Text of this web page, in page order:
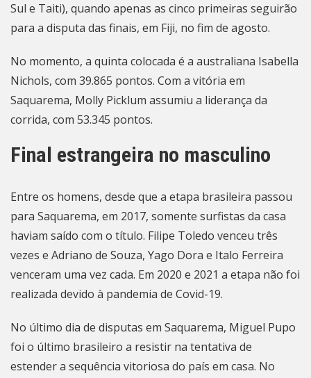
Sul e Taiti), quando apenas as cinco primeiras seguirão
para a disputa das finais, em Fiji, no fim de agosto.
No momento, a quinta colocada é a australiana Isabella
Nichols, com 39.865 pontos. Com a vitória em
Saquarema, Molly Picklum assumiu a liderança da
corrida, com 53.345 pontos.
Final estrangeira no masculino
Entre os homens, desde que a etapa brasileira passou
para Saquarema, em 2017, somente surfistas da casa
haviam saído com o título. Filipe Toledo venceu três
vezes e Adriano de Souza, Yago Dora e Italo Ferreira
venceram uma vez cada. Em 2020 e 2021 a etapa não foi
realizada devido à pandemia de Covid-19.
No último dia de disputas em Saquarema, Miguel Pupo
foi o último brasileiro a resistir na tentativa de
estender a sequência vitoriosa do país em casa. No